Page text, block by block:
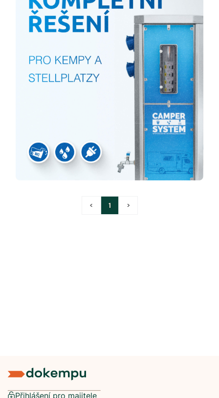
< 1 >
Přihlášení pro majitele